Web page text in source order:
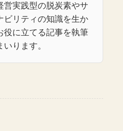
営実践型の脱炭素やサ
ビリティの知識を生か
役に立てる記事を執筆
いります。